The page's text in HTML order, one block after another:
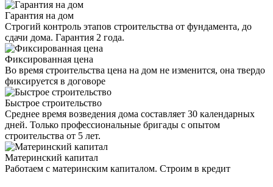
Гарантия на дом
Строгий контроль этапов строительства от фундамента, до
сдачи дома. Гарантия 2 года.
Фиксированная цена
Во время строительства цена на дом не изменится, она твердо
фиксируется в договоре
Быстрое строительство
Среднее время возведения дома составляет 30 календарных
дней. Только профессиональные бригады с опытом
строительства от 5 лет.
Материнский капитал
Работаем с материнским капиталом. Строим в кредит